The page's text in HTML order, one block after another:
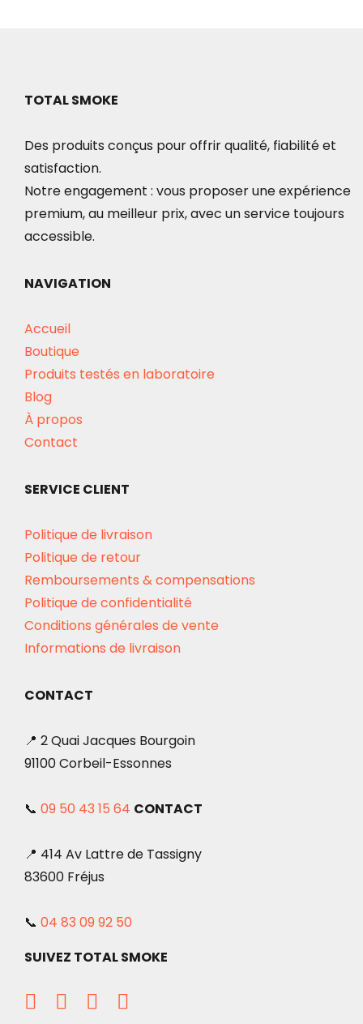
TOTAL SMOKE
Des produits conçus pour offrir qualité, fiabilité et
satisfaction.
Notre engagement : vous proposer une expérience
premium, au meilleur prix, avec un service toujours
accessible.
NAVIGATION
Accueil
Boutique
Produits testés en laboratoire
Blog
À propos
Contact
SERVICE CLIENT
Politique de livraison
Politique de retour
Remboursements & compensations
Politique de confidentialité
Conditions générales de vente
Informations de livraison
CONTACT
📍 2 Quai Jacques Bourgoin
91100 Corbeil-Essonnes
📞 09 50 43 15 64 CONTACT
📍 414 Av Lattre de Tassigny
83600 Fréjus
📞 04 83 09 92 50
SUIVEZ TOTAL SMOKE